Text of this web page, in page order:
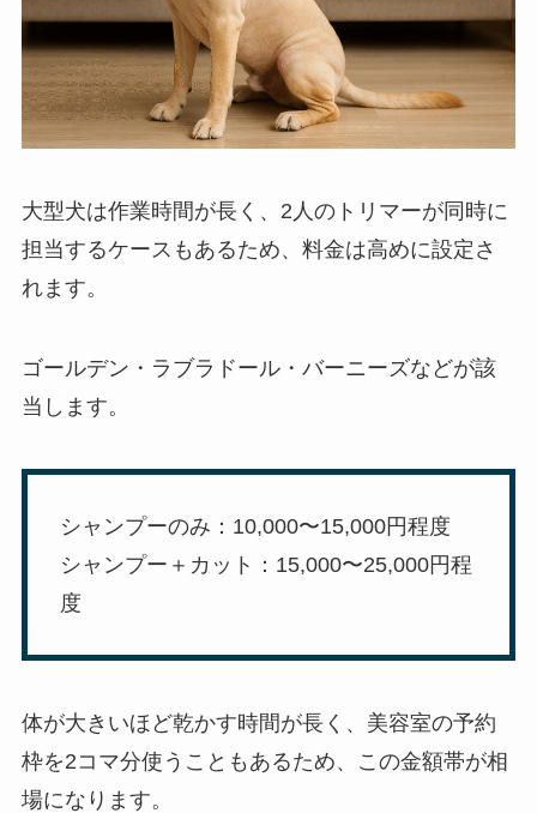
大型犬は作業時間が長く、2人のトリマーが同時に
担当するケースもあるため、料金は高めに設定さ
れます。
ゴールデン・ラブラドール・バーニーズなどが該
当します。
シャンプーのみ：10,000〜15,000円程度
シャンプー＋カット：15,000〜25,000円程
度
体が大きいほど乾かす時間が長く、美容室の予約
枠を2コマ分使うこともあるため、この金額帯が相
場になります。